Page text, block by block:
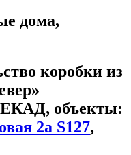
дома,
коробки из
ЕКАД, объекты:
2а S127,